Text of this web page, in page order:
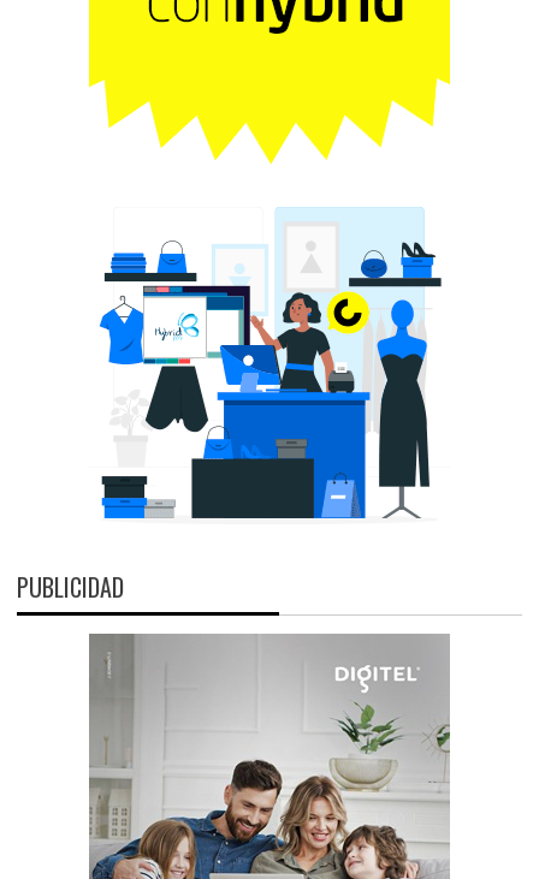
PUBLICIDAD